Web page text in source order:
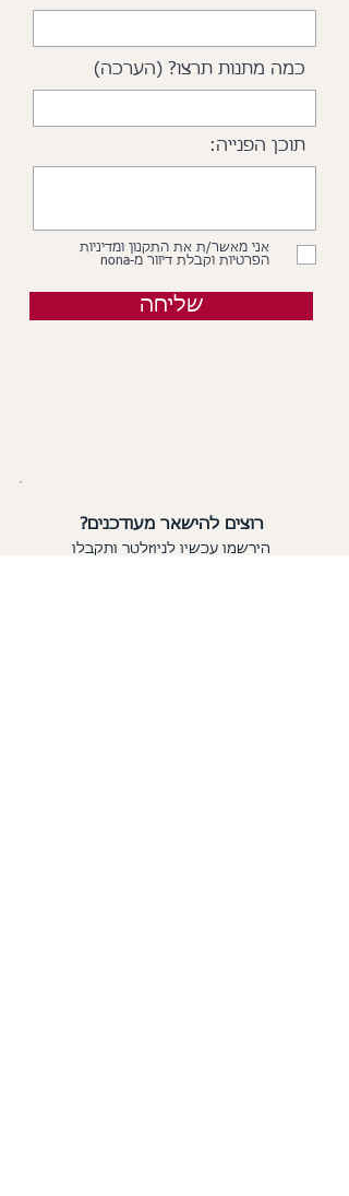
כמה מתנות תרצו? (הערכה)
תוכן הפנייה:
אני מאשר/ת את התקנון ומדיניות
הפרטיות וקבלת דיוור מ-nona
שליחה
רוצים להישאר מעודכנים?
הירשמו עכשיו לניוזלטר ותקבלו